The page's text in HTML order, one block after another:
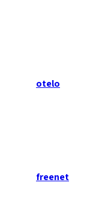
otelo
freenet